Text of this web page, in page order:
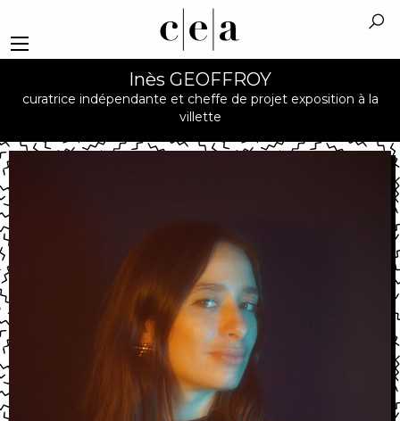
Inès GEOFFROY
curatrice indépendante et cheffe de projet exposition à la
villette